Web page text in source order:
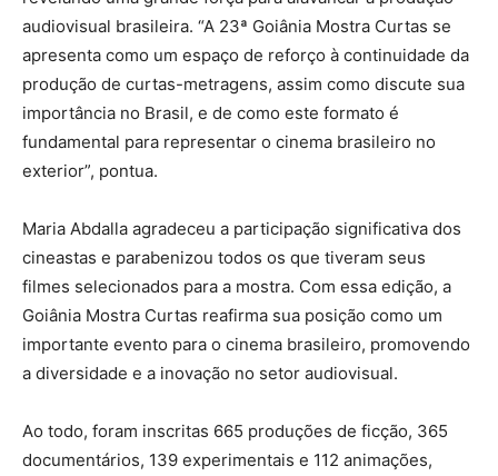
audiovisual brasileira. “A 23ª Goiânia Mostra Curtas se
apresenta como um espaço de reforço à continuidade da
produção de curtas-metragens, assim como discute sua
importância no Brasil, e de como este formato é
fundamental para representar o cinema brasileiro no
exterior”, pontua.
Maria Abdalla agradeceu a participação significativa dos
cineastas e parabenizou todos os que tiveram seus
filmes selecionados para a mostra. Com essa edição, a
Goiânia Mostra Curtas reafirma sua posição como um
importante evento para o cinema brasileiro, promovendo
a diversidade e a inovação no setor audiovisual.
Ao todo, foram inscritas 665 produções de ficção, 365
documentários, 139 experimentais e 112 animações,